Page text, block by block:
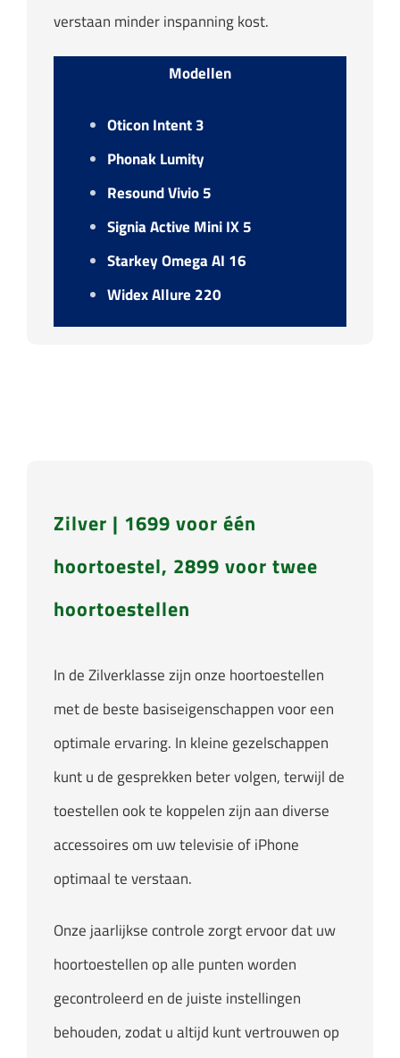
verstaan minder inspanning kost.
Modellen
Oticon Intent 3
Phonak Lumity
Resound Vivio 5
Signia Active Mini IX 5
Starkey Omega AI 16
Widex Allure 220
Zilver | 1699 voor één
hoortoestel, 2899 voor twee
hoortoestellen
In de Zilverklasse zijn onze hoortoestellen
met de beste basiseigenschappen voor een
optimale ervaring. In kleine gezelschappen
kunt u de gesprekken beter volgen, terwijl de
toestellen ook te koppelen zijn aan diverse
accessoires om uw televisie of iPhone
optimaal te verstaan.
Onze jaarlijkse controle zorgt ervoor dat uw
hoortoestellen op alle punten worden
gecontroleerd en de juiste instellingen
behouden, zodat u altijd kunt vertrouwen op